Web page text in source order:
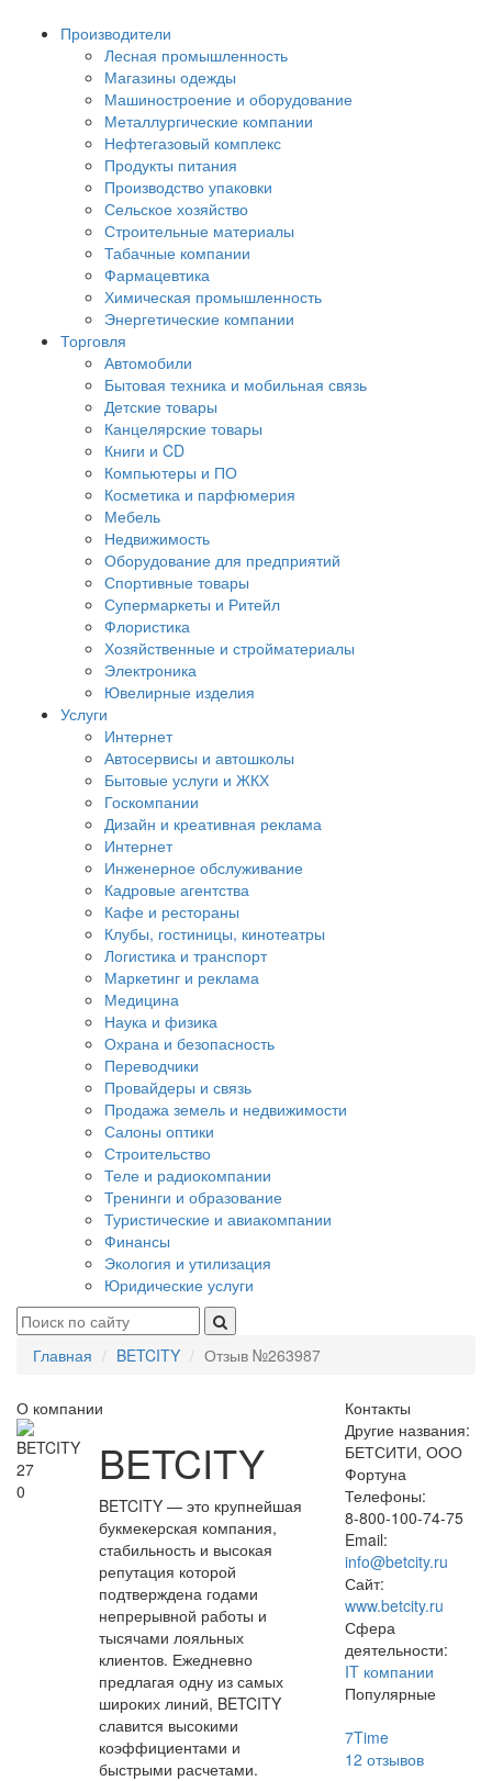
Производители
Лесная промышленность
Магазины одежды
Машиностроение и оборудование
Металлургические компании
Нефтегазовый комплекс
Продукты питания
Производство упаковки
Сельское хозяйство
Строительные материалы
Табачные компании
Фармацевтика
Химическая промышленность
Энергетические компании
Торговля
Автомобили
Бытовая техника и мобильная связь
Детские товары
Канцелярские товары
Книги и CD
Компьютеры и ПО
Косметика и парфюмерия
Мебель
Недвижимость
Оборудование для предприятий
Спортивные товары
Супермаркеты и Ритейл
Флористика
Хозяйственные и стройматериалы
Электроника
Ювелирные изделия
Услуги
Интернет
Автосервисы и автошколы
Бытовые услуги и ЖКХ
Госкомпании
Дизайн и креативная реклама
Интернет
Инженерное обслуживание
Кадровые агентства
Кафе и рестораны
Клубы, гостиницы, кинотеатры
Логистика и транспорт
Маркетинг и реклама
Медицина
Наука и физика
Охрана и безопасность
Переводчики
Провайдеры и связь
Продажа земель и недвижимости
Салоны оптики
Строительство
Теле и радиокомпании
Тренинги и образование
Туристические и авиакомпании
Финансы
Экология и утилизация
Юридические услуги
Главная BETCITY Отзыв №263987
О компании
27
0
BETCITY
BETCITY — это крупнейшая
букмекерская компания,
стабильность и высокая
репутация которой
подтверждена годами
непрерывной работы и
тысячами лояльных
клиентов. Ежедневно
предлагая одну из самых
широких линий, BETCITY
славится высокими
коэффициентами и
быстрыми расчетами.
Контакты
Другие названия:
БЕТСИТИ, ООО
Фортуна
Телефоны:
8-800-100-74-75
Email:
info@betcity.ru
Сайт:
www.betcity.ru
Сфера
деятельности:
IT компании
Популярные
7Time
12 отзывов